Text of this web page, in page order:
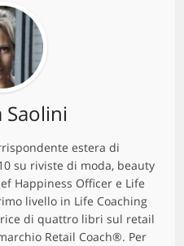
Saolini
estera di
su riviste di moda, beauty
Happiness Officer e Life
livello in Life Coaching
di quattro libri sul retail
Retail Coach®. Per